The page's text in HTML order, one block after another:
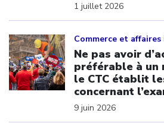
1 juillet 2026
Commerce et
Ne pas avoir
préférable à un
le CTC établit
concernant
9 juin 2026